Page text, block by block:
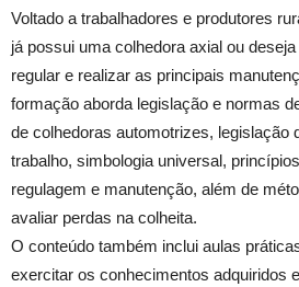
Voltado a trabalhadores e produtores
já possui uma colhedora axial ou
regular e realizar as principais
formação aborda legislação e normas
de colhedoras automotrizes, legislação
trabalho, simbologia universal,
regulagem e manutenção, além de
avaliar perdas na colheita.
O conteúdo também inclui aulas
exercitar os conhecimentos adquiridos